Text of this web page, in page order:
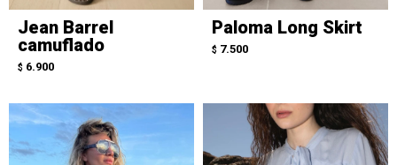
Jean Barrel
camuflado
$ 6.900
Paloma Long Skirt
$ 7.500